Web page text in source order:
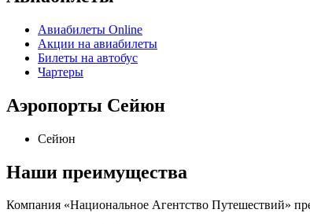
Авиабилеты Online
Акции на авиабилеты
Билеты на автобус
Чартеры
Аэропорты Сейюн
Сейюн
Наши преимущества
Компания «Национальное Агентство Путешествий»